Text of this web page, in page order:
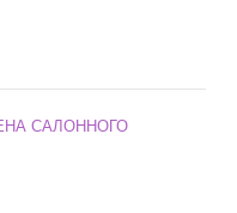
САЛОННОГО